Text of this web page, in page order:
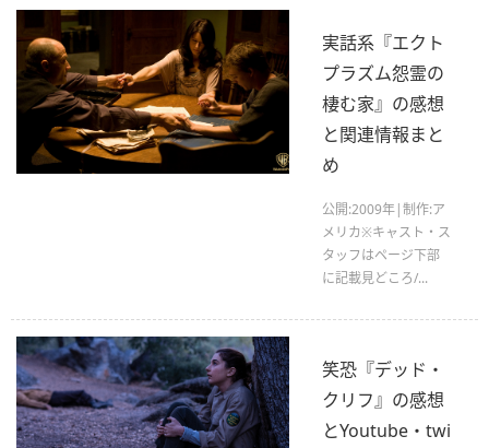
実話系『エクト
プラズム怨霊の
棲む家』の感想
と関連情報まと
め
公開:2009年|制作:ア
メリカ※キャスト・ス
タッフはページ下部
に記載見どころ/...
笑恐『デッド・
クリフ』の感想
とYoutube・twi